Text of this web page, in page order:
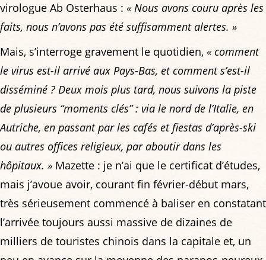
virologue Ab Osterhaus : « Nous avons couru après les
faits, nous n’avons pas été suffisamment alertes. »
Mais, s’interroge gravement le quotidien, « comment
le virus est-il arrivé aux Pays-Bas, et comment s’est-il
disséminé ? Deux mois plus tard, nous suivons la piste
de plusieurs “moments clés” : via le nord de l’Italie, en
Autriche, en passant par les cafés et fiestas d’après-ski
ou autres offices religieux, par aboutir dans les
hôpitaux. » Mazette : je n’ai que le certificat d’études,
mais j’avoue avoir, courant fin février-début mars,
très sérieusement commencé à baliser en constatant
l’arrivée toujours aussi massive de dizaines de
milliers de touristes chinois dans la capitale et, un